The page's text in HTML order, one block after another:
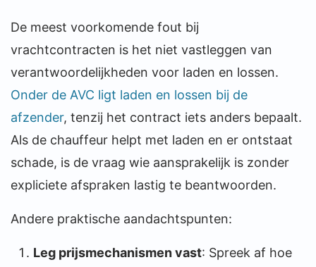
De meest voorkomende fout bij
vrachtcontracten is het niet vastleggen van
verantwoordelijkheden voor laden en lossen.
Onder de AVC ligt laden en lossen bij de
afzender, tenzij het contract iets anders bepaalt.
Als de chauffeur helpt met laden en er ontstaat
schade, is de vraag wie aansprakelijk is zonder
expliciete afspraken lastig te beantwoorden.
Andere praktische aandachtspunten:
Leg prijsmechanismen vast: Spreek af hoe